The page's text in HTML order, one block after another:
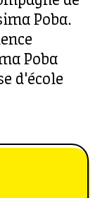
Poba.
Poba
d'école